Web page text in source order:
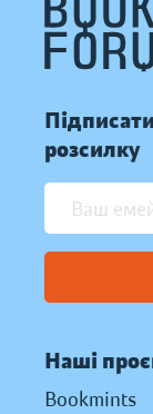
розсилку
Наші
Bookmints